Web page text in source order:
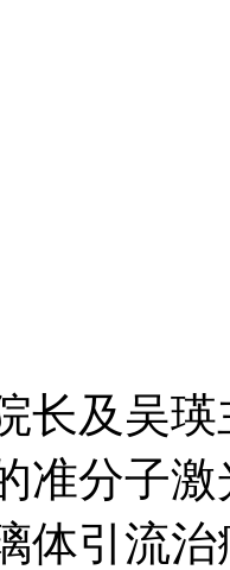
长及吴
准分子
体引流